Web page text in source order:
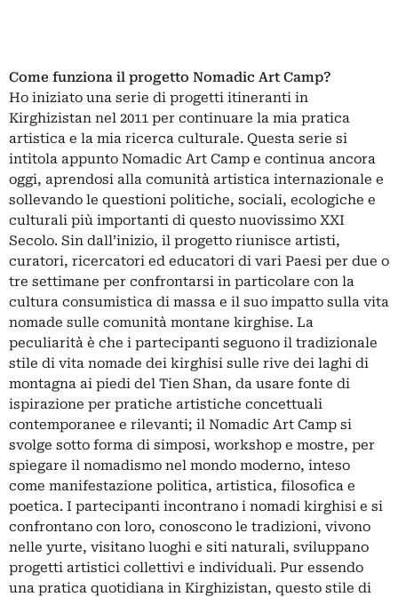
Come funziona il progetto Nomadic Art Camp?
Ho iniziato una serie di progetti itineranti in
Kirghizistan nel 2011 per continuare la mia pratica
artistica e la mia ricerca culturale. Questa serie si
intitola appunto Nomadic Art Camp e continua ancora
oggi, aprendosi alla comunità artistica internazionale e
sollevando le questioni politiche, sociali, ecologiche e
culturali più importanti di questo nuovissimo XXI
Secolo. Sin dall’inizio, il progetto riunisce artisti,
curatori, ricercatori ed educatori di vari Paesi per due o
tre settimane per confrontarsi in particolare con la
cultura consumistica di massa e il suo impatto sulla vita
nomade sulle comunità montane kirghise. La
peculiarità è che i partecipanti seguono il tradizionale
stile di vita nomade dei kirghisi sulle rive dei laghi di
montagna ai piedi del Tien Shan, da usare fonte di
ispirazione per pratiche artistiche concettuali
contemporanee e rilevanti; il Nomadic Art Camp si
svolge sotto forma di simposi, workshop e mostre, per
spiegare il nomadismo nel mondo moderno, inteso
come manifestazione politica, artistica, filosofica e
poetica. I partecipanti incontrano i nomadi kirghisi e si
confrontano con loro, conoscono le tradizioni, vivono
nelle yurte, visitano luoghi e siti naturali, sviluppano
progetti artistici collettivi e individuali. Pur essendo
una pratica quotidiana in Kirghizistan, questo stile di